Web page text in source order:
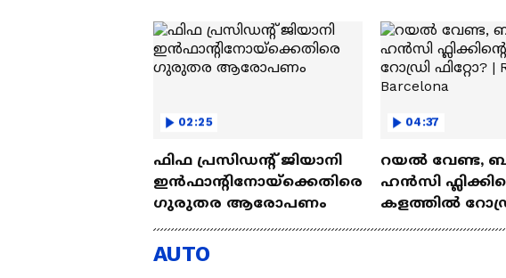
02:25
ഫിഫ പ്രസിഡന്റ് ജിയാനി
ഇൻഫാന്റിനോയ്‌ക്കെതിരെ
ഗുരുതര ആരോപണം
04:37
റയല്‍ വേണ്ട,
ഹൻസി
കളത്തില്‍
| Rodri |
AUTO